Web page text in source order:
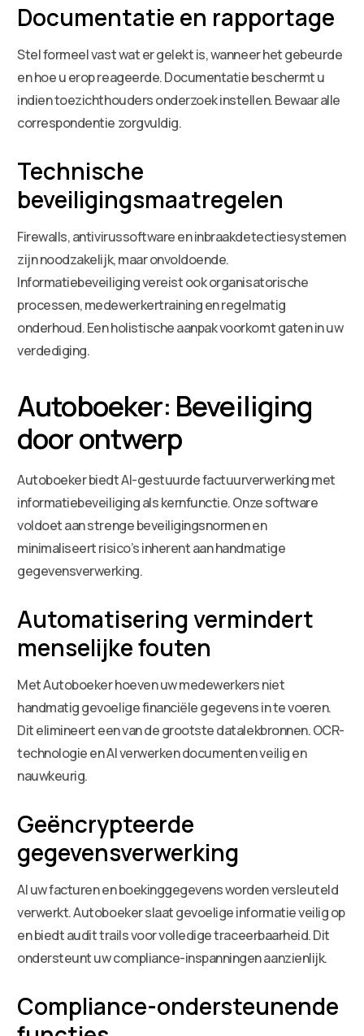
Documentatie en rapportage
Stel formeel vast wat er gelekt is, wanneer het gebeurde
en hoe u erop reageerde. Documentatie beschermt u
indien toezichthouders onderzoek instellen. Bewaar alle
correspondentie zorgvuldig.
Technische
beveiligingsmaatregelen
Firewalls, antivirussoftware en inbraakdetectiesystemen
zijn noodzakelijk, maar onvoldoende.
Informatiebeveiliging vereist ook organisatorische
processen, medewerkertraining en regelmatig
onderhoud. Een holistische aanpak voorkomt gaten in uw
verdediging.
Autoboeker: Beveiliging
door ontwerp
Autoboeker biedt AI-gestuurde factuurverwerking met
informatiebeveiliging als kernfunctie. Onze software
voldoet aan strenge beveiligingsnormen en
minimaliseert risico’s inherent aan handmatige
gegevensverwerking.
Automatisering vermindert
menselijke fouten
Met Autoboeker hoeven uw medewerkers niet
handmatig gevoelige financiële gegevens in te voeren.
Dit elimineert een van de grootste datalekbronnen. OCR-
technologie en AI verwerken documenten veilig en
nauwkeurig.
Geëncrypteerde
gegevensverwerking
Al uw facturen en boekinggegevens worden versleuteld
verwerkt. Autoboeker slaat gevoelige informatie veilig op
en biedt audit trails voor volledige traceerbaarheid. Dit
ondersteunt uw compliance-inspanningen aanzienlijk.
Compliance-ondersteunende